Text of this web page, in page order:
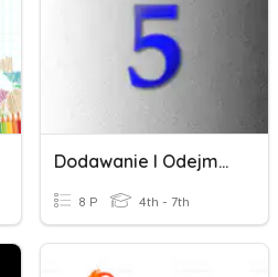
Dodawanie I Odejmowanie Ułamków Dziesiętnych K5
8 P 4th - 7th